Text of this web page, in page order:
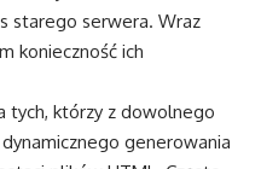
starego serwera. Wraz
konieczność ich
tych, którzy z dowolnego
generowania